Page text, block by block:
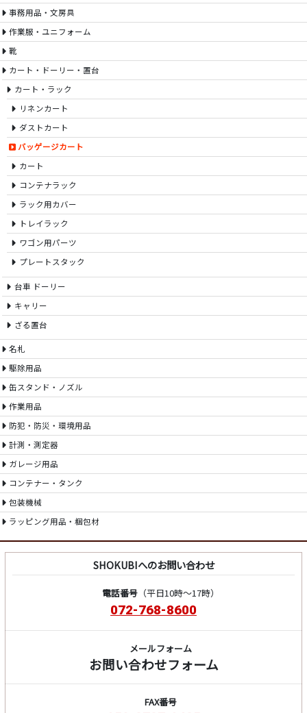
事務用品・文房具
作業服・ユニフォーム
靴
カート・ドーリー・置台
カート・ラック
リネンカート
ダストカート
バッゲージカート
カート
コンテナラック
ラック用カバー
トレイラック
ワゴン用パーツ
プレートスタック
台車 ドーリー
キャリー
ざる置台
名札
駆除用品
缶スタンド・ノズル
作業用品
防犯・防災・環境用品
計測・測定器
ガレージ用品
コンテナー・タンク
包装機械
ラッピング用品・梱包材
SHOKUBIへのお問い合わせ
電話番号（平日10時～17時）
072-768-8600
メールフォーム
お問い合わせフォーム
FAX番号